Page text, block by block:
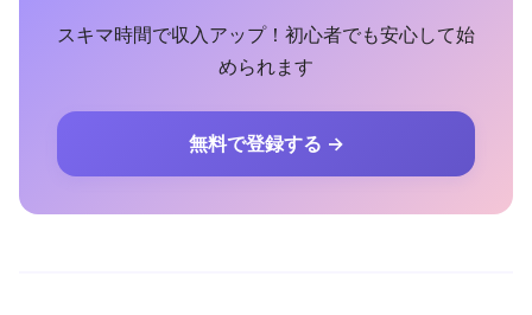
スキマ時間で収入アップ！初心者でも安心して始
められます
無料で登録する →